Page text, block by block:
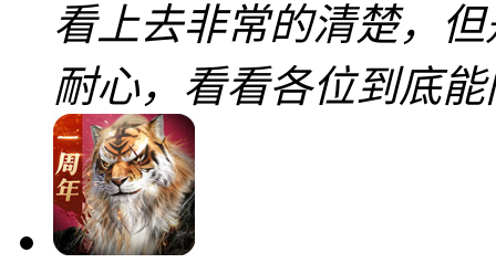
看上去非常的清楚，
耐心，看看各位到底